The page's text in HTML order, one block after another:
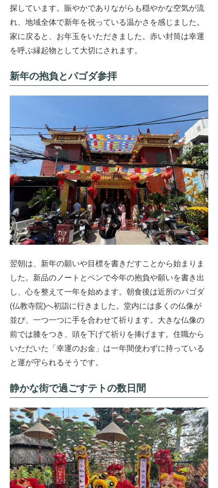
探しています。賑やかでありながらも穏やかな空気が流
れ、地域全体で新年を祝っている温かさを感じました。
家に戻ると、お年玉をいただきました。赤い封筒は幸運
を呼ぶ縁起物として大切にされます。
新年の抱負とパゴダ参拝
翌朝は、新年の願いや目標を書きだすことから始まりま
した。新品のノートとペンで今年の抱負や願いを書き出
し、心を整えて一年を始めます。朝食後は近所のパゴダ
(仏教寺院)へ初詣に行きました。堂内には多くの仏像が
並び、一つ一つに手を合わせて祈ります。大きな仏像の
前では膝をつき、頭を下げて祈りを捧げます。住職から
いただいた「幸運のお金」は一年間使わずに持っている
と運が守られるそうです。
静かな街で過ごすテトの数日間